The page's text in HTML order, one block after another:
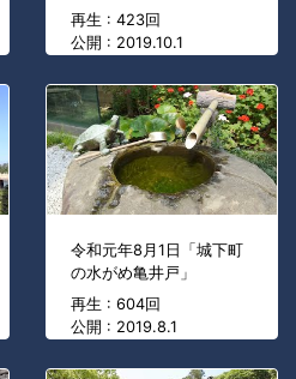
再生 : 423回
公開 : 2019.10.1
令和元年8月1日「城下町
の水がめ亀井戸」
再生 : 604回
公開 : 2019.8.1